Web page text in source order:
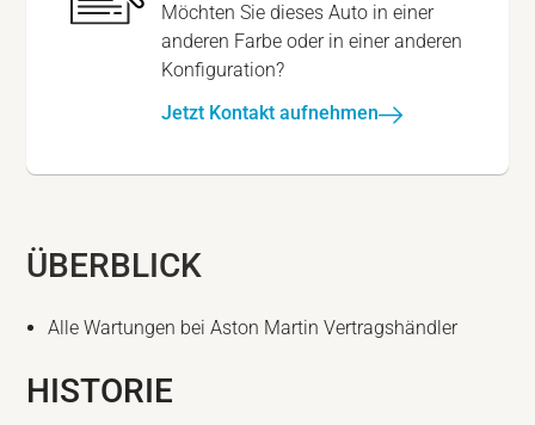
Möchten Sie dieses Auto in einer
anderen Farbe oder in einer anderen
Konfiguration?
Jetzt Kontakt aufnehmen
ÜBERBLICK
Alle Wartungen bei Aston Martin Vertragshändler
HISTORIE